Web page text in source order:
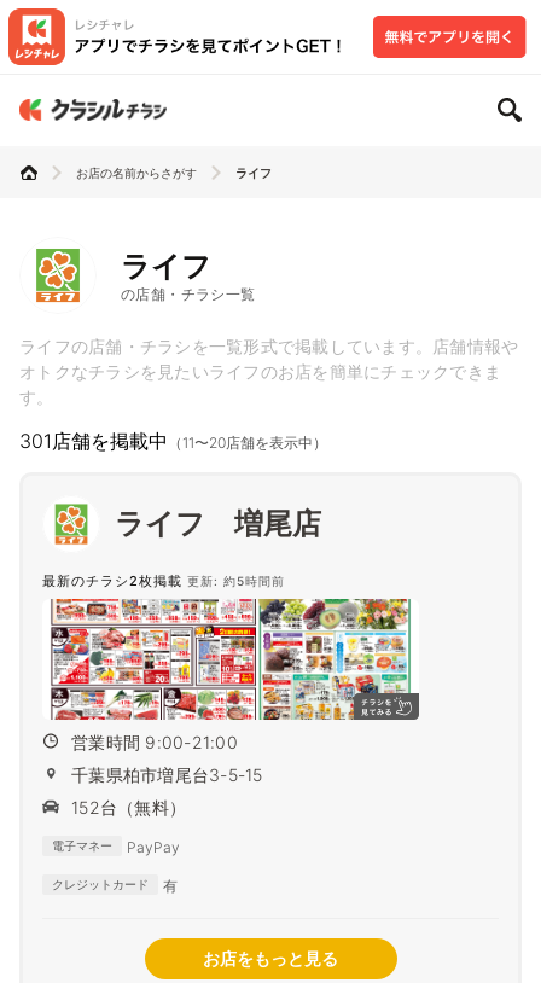
お店の名前からさがす ライフ
ライフ
の店舗・チラシ一覧
ライフの店舗・チラシを一覧形式で掲載しています。店舗情報や
オトクなチラシを見たいライフのお店を簡単にチェックできま
す。
301店舗を掲載中 （11〜20店舗を表示中）
ライフ 増尾店
最新のチラシ2枚掲載 更新: 約5時間前
営業時間 9:00-21:00
千葉県柏市増尾台3-5-15
152台（無料）
電子マネー PayPay
クレジットカード 有
お店をもっと見る